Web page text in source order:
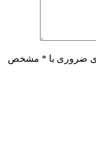
ضروری با * مشخص